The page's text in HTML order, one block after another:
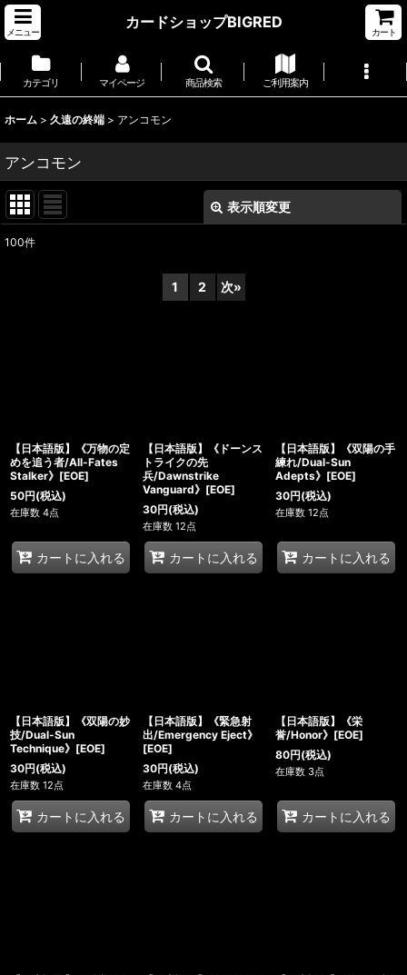
メニュー
カードショップBIGRED
カート
カテゴリ マイページ 商品検索 ご利用案内
ホーム > 久遠の終端 > アンコモン
アンコモン
表示順変更
100件
1 2 次»
【日本語版】《万物の定
めを追う者/All-Fates
Stalker》[EOE]
50円(税込)
在庫数 4点
カートに入れる
【日本語版】《ドーンス
トライクの先
兵/Dawnstrike
Vanguard》[EOE]
30円(税込)
在庫数 12点
カートに入れる
【日本語版】《双陽の手
練れ/Dual-Sun
Adepts》[EOE]
30円(税込)
在庫数 12点
カートに入れる
【日本語版】《双陽の妙
技/Dual-Sun
Technique》[EOE]
30円(税込)
在庫数 12点
カートに入れる
【日本語版】《緊急射
出/Emergency Eject》
[EOE]
30円(税込)
在庫数 4点
カートに入れる
【日本語版】《栄
誉/Honor》[EOE]
80円(税込)
在庫数 3点
カートに入れる